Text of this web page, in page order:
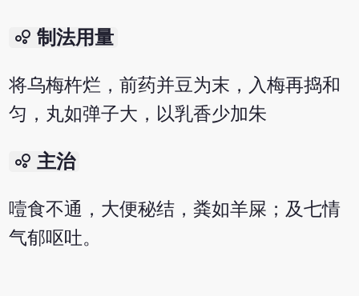
bubble_chart 制法用量
将乌梅杵烂，前药并豆为末，入梅再捣和
匀，丸如弹子大，以乳香少加朱
bubble_chart 主治
噎食不通，大便秘结，粪如羊屎；及七情
气郁呕吐。